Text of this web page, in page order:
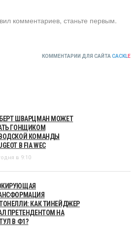
комментариев, станьте первым.
КОММЕНТАРИИ ДЛЯ САЙТА CACKLE
ШВАРЦМАН МОЖЕТ
ГОНЩИКОМ
КОМАНДЫ
В FIA WEC
в 9:10
КАК ТИНЕЙДЖЕР
ПРЕТЕНДЕНТОМ НА
В Ф1?